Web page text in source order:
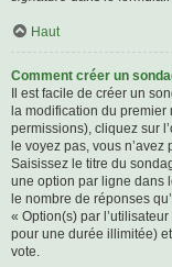
Haut
Comment créer un
Il est facile de créer un
la modification du premier
permissions), cliquez sur
le voyez pas, vous
Saisissez le titre du
une option par ligne dans
le nombre de réponses
« Option(s) par
pour une durée illimitée)
vote.